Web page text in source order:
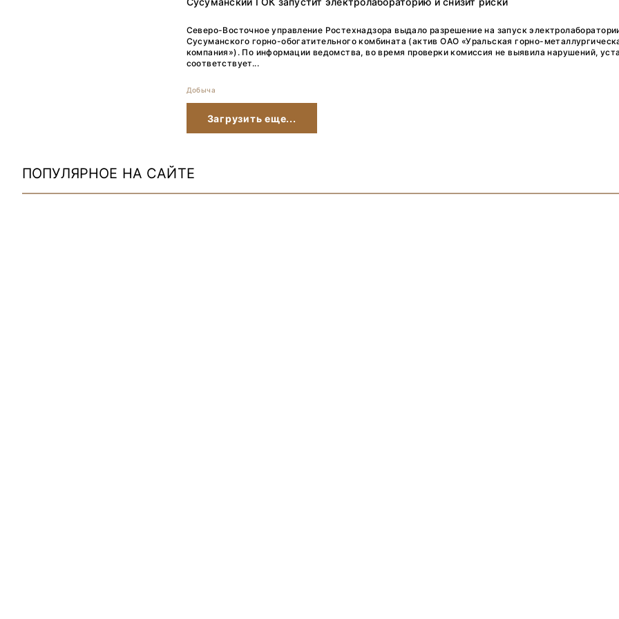
Северо-Восточное управление Ростехнадзора выдало разрешение на запуск
Сусуманского горно-обогатительного комбината (актив ОАО «Уральская горно-
компания»). По информации ведомства, во время проверки комиссия не выявила нарушений,
соответствует...
Добыча
Загрузить еще...
ПОПУЛЯРНОЕ НА САЙТЕ